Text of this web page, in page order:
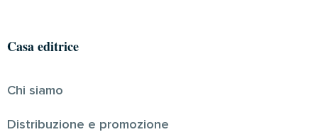
Casa editrice
Chi siamo
Distribuzione e promozione